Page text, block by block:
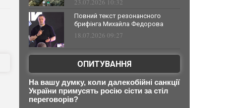
23.07.2026 10:32
Повний текст резонансного
брифінга Михайла Федорова
18.07.2026 09:27
ОПИТУВАННЯ
На вашу думку, коли далекобійні санкції
України примусять росію сісти за стіл
переговорів?